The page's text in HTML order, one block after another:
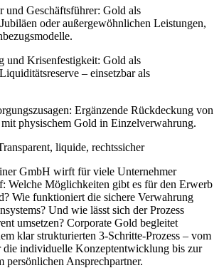
und Geschäftsführer: Gold als
oder außergewöhnlichen Leistungen,
und Krisenfestigkeit: Gold als
– einsetzbar als
Ergänzende Rückdeckung von
mit physischem Gold in Einzelverwahrung.
liquide, rechtssicher
GmbH wirft für viele Unternehmer
Welche Möglichkeiten gibt es für den Erwerb
Wie funktioniert die sichere Verwahrung
Und wie lässt sich der Prozess
umsetzen? Corporate Gold begleitet
klar strukturierten 3-Schritte-Prozess – vom
die individuelle Konzeptentwicklung bis zur
persönlichen Ansprechpartner.